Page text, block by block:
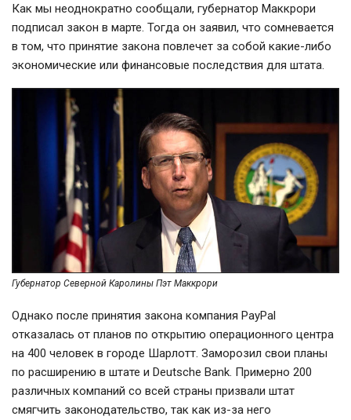
Как мы неоднократно сообщали, губернатор Маккрори
подписал закон в марте. Тогда он заявил, что сомневается
в том, что принятие закона повлечет за собой какие-либо
экономические или финансовые последствия для штата.
Губернатор Северной Каролины Пэт Маккрори
Однако после принятия закона компания PayPal
отказалась от планов по открытию операционного центра
на 400 человек в городе Шарлотт. Заморозил свои планы
по расширению в штате и Deutsche Bank. Примерно 200
различных компаний со всей страны призвали штат
смягчить законодательство, так как из-за него